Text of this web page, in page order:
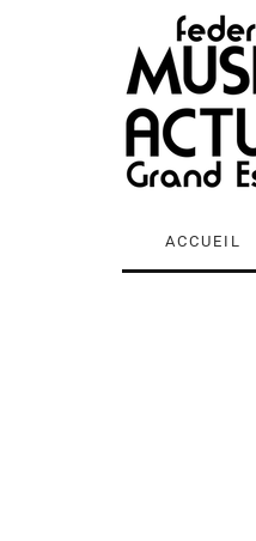
ACCUEIL